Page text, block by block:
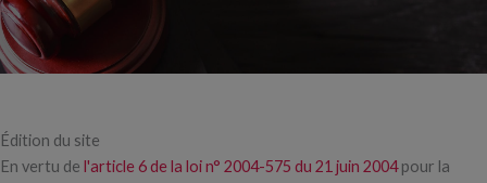
Édition du site
En vertu de l'article 6 de la loi n° 2004-575 du 21 juin 2004pour la